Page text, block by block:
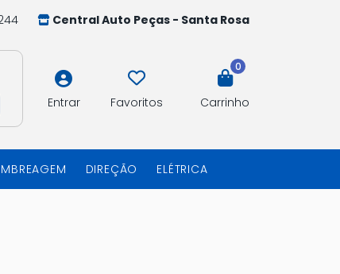
Central Auto Peças - Santa Rosa
Entrar Favoritos
0
Carrinho
DIREÇÃO ELÉTRICA